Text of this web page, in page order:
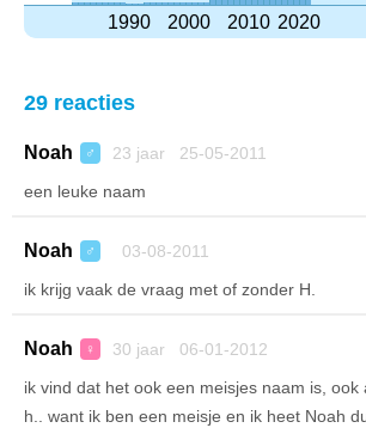
1990 2000 2010 2020
29 reacties
Noah ♂ 23 jaar 25-05-2011
een leuke naam
Noah ♂ 03-08-2011
ik krijg vaak de vraag met of zonder H.
Noah ♀ 30 jaar 06-01-2012
ik vind dat het ook een meisjes naam is, ook
h.. want ik ben een meisje en ik heet Noah